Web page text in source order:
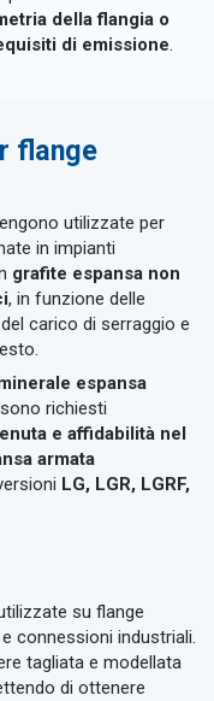
della flangia o
di emissione.
flange
utilizzate per
in impianti
grafite espansa non
, in funzione delle
carico di serraggio e
espansa
richiesti
e affidabilità nel
armata
LG, LGR, LGRF,
su flange
connessioni industriali.
tagliata e modellata
di ottenere